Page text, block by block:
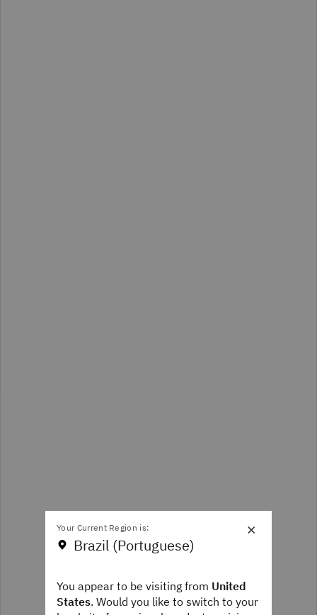
×
Your Current Region is:
Brazil (Portuguese)
You appear to be visiting from United
States. Would you like to switch to your